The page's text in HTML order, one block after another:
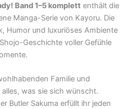
Band 1–5 komplett enthält die
Manga-Serie von Kayoru. Die
Humor und luxuriöses Ambiente
Geschichte voller Gefühle
Familie und
was sie sich wünscht.
Butler Sakuma erfüllt ihr jeden